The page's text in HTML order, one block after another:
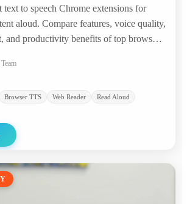
text to speech Chrome extensions for
aloud. Compare features, voice quality,
and productivity benefits of top browser
Browser TTS Web Reader
Read Aloud